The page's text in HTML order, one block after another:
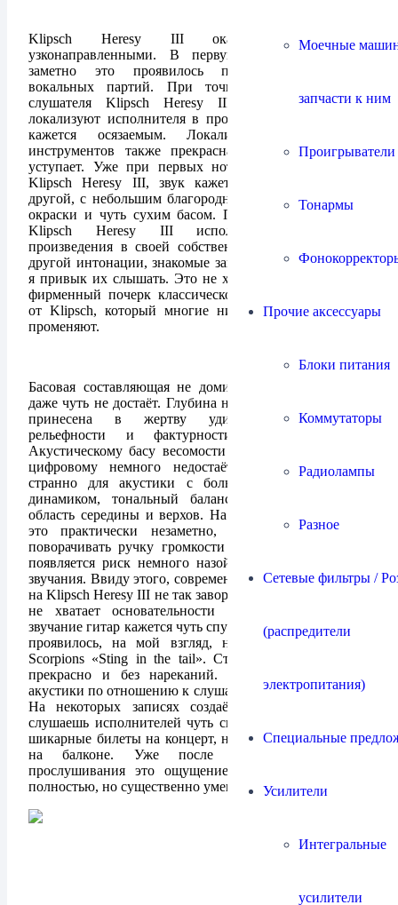
Моечные
запчасти к ним
Тонармы
Прочие аксессуары
Блоки питания
Коммутаторы
Радиолампы
Разное
Сетевые фильтры /
(распредители
электропитания)
Специальные
Усилители
Интегральные
усилители
Klipsch Heresy III оказались достаточно
узконаправленными. В первую очередь, наиболее
заметно это проявилось при воспроизведении
вокальных партий. При точном направлении на
слушателя Klipsch Heresy III удивительно чётко
локализуют исполнителя в пространстве, так, что он
кажется осязаемым. Локализация музыкальных
инструментов также прекрасна, но вокалу всё же
уступает. Уже при первых нотах, воспроизводимых
Klipsch Heresy III, звук кажется непривычным, он
другой, с небольшим благородным налётом рупорной
окраски и чуть сухим басом. Поначалу, кажется, что
Klipsch Heresy III исполняют музыкальные
произведения в своей собственной манере и в чуть
другой интонации, знакомые записи звучат иначе, чем
я привык их слышать. Это не хорошо и не плохо, это
фирменный почерк классической рупорной акустики
от Klipsch, который многие ни на какой другой не
променяют.
Басовая составляющая не доминирует, и порой её
даже чуть не достаёт. Глубина низких частот частично
принесена в жертву удивительной чёткости
рельефности и фактурности басовых партий.
Акустическому басу весомости вполне хватает, а вот
цифровому немного недостаёт. В целом, как ни
странно для акустики с большим низкочастотным
динамиком, тональный баланс немного смещён в
область середины и верхов. На небольшой громкости
это практически незаметно, но если продолжать
поворачивать ручку громкости усилителя дальше, то
появляется риск немного назойливого и чуть яркого
звучания. Ввиду этого, современная рок музыка звучит
на Klipsch Heresy III не так завораживающе, ей немного
не хватает основательности и мощи звучания, а
звучание гитар кажется чуть спутанным и звонким, что
проявилось, на мой взгляд, на последнем альбоме
Scorpions «Sting in the tail». Старый рок 80-х звучит
прекрасно и без нареканий. Низкое расположение
акустики по отношению к слушателю даёт о себе знать.
На некоторых записях создаётся впечатление, что
слушаешь исполнителей чуть сверху, как будто купил
шикарные билеты на концерт, но места располагаются
на балконе. Уже после первых 1.5 часов
прослушивания это ощущение, хоть и не пропало
полностью, но существенно уменьшилось.